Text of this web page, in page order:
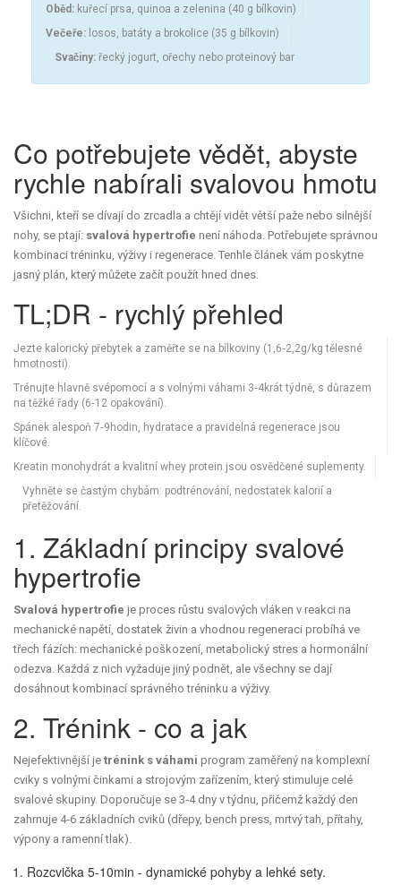
Oběd: kuřecí prsa, quinoa a zelenina (40 g bílkovin)
Večeře: losos, batáty a brokolice (35 g bílkovin)
Svačiny: řecký jogurt, ořechy nebo proteinový bar
Co potřebujete vědět, abyste
rychle nabírali svalovou hmotu
Všichni, kteří se dívají do zrcadla a chtějí vidět větší paže nebo silnější
nohy, se ptají: svalová hypertrofie není náhoda. Potřebujete správnou
kombinaci tréninku, výživy i regenerace. Tenhle článek vám poskytne
jasný plán, který můžete začít použít hned dnes.
TL;DR - rychlý přehled
Jezte kalorický přebytek a zaměřte se na bílkoviny (1,6‑2,2g/kg tělesné
hmotnosti).
Trénujte hlavně svépomocí a s volnými váhami 3‑4krát týdně, s důrazem
na těžké řady (6‑12 opakování).
Spánek alespoň 7‑9hodin, hydratace a pravidelná regenerace jsou
klíčové.
Kreatin monohydrát a kvalitní whey protein jsou osvědčené suplementy.
Vyhněte se častým chybám: podtrénování, nedostatek kalorií a
přetěžování.
1. Základní principy svalové
hypertrofie
Svalová hypertrofie je proces růstu svalových vláken v reakci na
mechanické napětí, dostatek živin a vhodnou regeneraci probíhá ve
třech fázích: mechanické poškození, metabolický stres a hormonální
odezva. Každá z nich vyžaduje jiný podnět, ale všechny se dají
dosáhnout kombinací správného tréninku a výživy.
2. Trénink - co a jak
Nejefektivnější je trénink s váhami program zaměřený na komplexní
cviky s volnými činkami a strojovým zařízením, který stimuluje celé
svalové skupiny. Doporučuje se 3‑4 dny v týdnu, přičemž každý den
zahrnuje 4‑6 základních cviků (dřepy, bench press, mrtvý tah, přítahy,
výpony a ramenní tlak).
Rozcvička 5‑10min - dynamické pohyby a lehké sety.